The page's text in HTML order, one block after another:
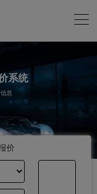
系统
息
价